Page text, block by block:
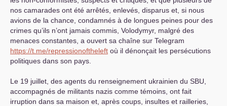
nos camarades ont été arrêtés, enlevés, disparus et, si nous
avions de la chance, condamnés à de longues peines pour des
crimes qu’ils n’ont jamais commis, Volodymyr, malgré des
menaces constantes, a ouvert sa chaîne sur Telegram
https://t.me/repressionoftheleft où il dénonçait les persécutions
politiques dans son pays.
Le 19 juillet, des agents du renseignement ukrainien du SBU
accompagnés de militants nazis comme témoins, ont fait
irruption dans sa maison et, après coups, insultes et railleries,